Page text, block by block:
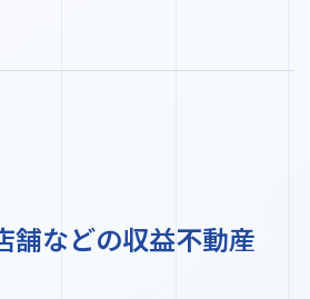
舗などの収益不動産